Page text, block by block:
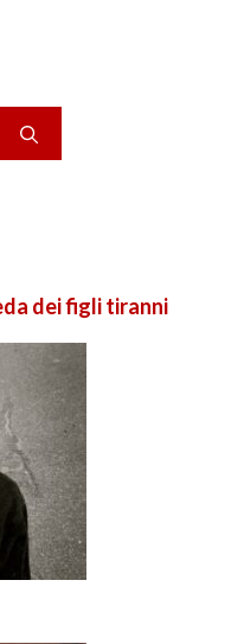
dei figli tiranni